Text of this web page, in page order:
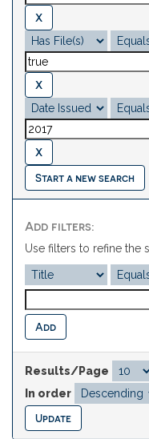
Start a new search
Add filters:
Use filters to refine the
Results/Page
In order